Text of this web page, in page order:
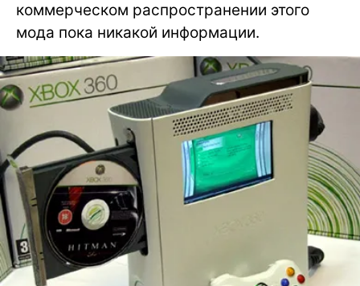
коммерческом распространении этого
мода пока никакой информации.